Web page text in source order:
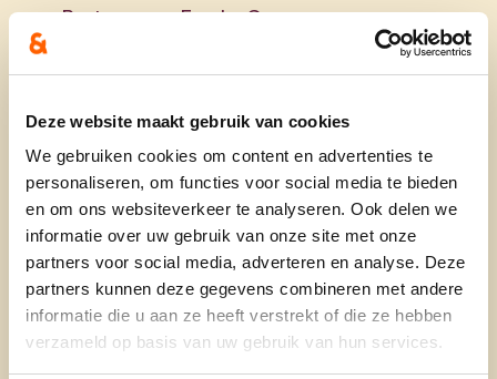
Deze website maakt gebruik van cookies
We gebruiken cookies om content en advertenties te
personaliseren, om functies voor social media te bieden
en om ons websiteverkeer te analyseren. Ook delen we
informatie over uw gebruik van onze site met onze
partners voor social media, adverteren en analyse. Deze
partners kunnen deze gegevens combineren met andere
informatie die u aan ze heeft verstrekt of die ze hebben
verzameld op basis van uw gebruik van hun services.
Partner van: Franky Cox
Beroep: Verpleegkundige
Sterkste eigenschap: Empathisch zijn, zorgen
voor ...
Mijn 4 grootste schatten zijn mijn man Franky Cox
en onze 3
kinderen Brent, Wout en Lars. In mijn vrije tijd vind
je mij als trouwe supporter langs het voetbalveld
of op een paarden- of ponywedstrijd.